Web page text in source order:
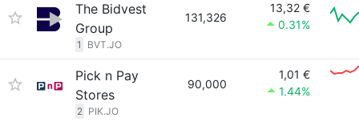
The Bidvest
Group
1 BVT.JO
131,326
13,32 €
0.31%
Pick n Pay
Stores
2 PIK.JO
90,000
1,01 €
1.44%